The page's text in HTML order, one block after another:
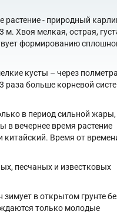
растение - природный
Хвоя мелкая, острая,
формированию
кусты – через полметра
раза больше корневой
в период сильной жары,
в вечернее время растение
Время от
песчаных и известковых
зимует в открытом грунте
только молодые